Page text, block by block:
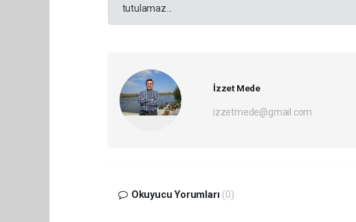
tutulamaz...
İzzet Mede
izzetmede@gmail.com
Okuyucu Yorumları (0)